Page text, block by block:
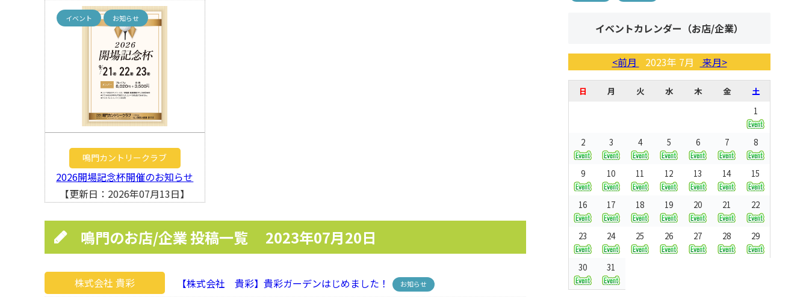
イベント お知らせ
鳴門カントリークラブ
2026開場記念杯開催のお知らせ
【更新日：2026年07月13日】
鳴門のお店/企業 投稿一覧 2023年07月20日
株式会社 貴彩 【株式会社 貴彩】貴彩ガーデンはじめました！ お知らせ
イベントカレンダー（お店/企業）
<前月 2023年 7月 来月>
日 月 火 水 木 金
土
1
2 3 4 5 6 7 8
9 10 11 12 13 14 15
16 17 18 19 20 21 22
23 24 25 26 27 28 29
30 31